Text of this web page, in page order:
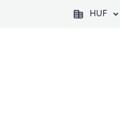
a rendelés állapotátHUF